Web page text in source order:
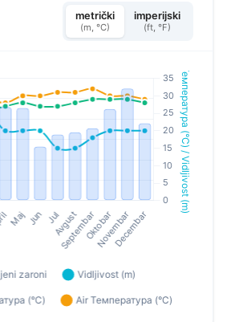
metrički
(m, °C)
imperijski
(ft, °F)